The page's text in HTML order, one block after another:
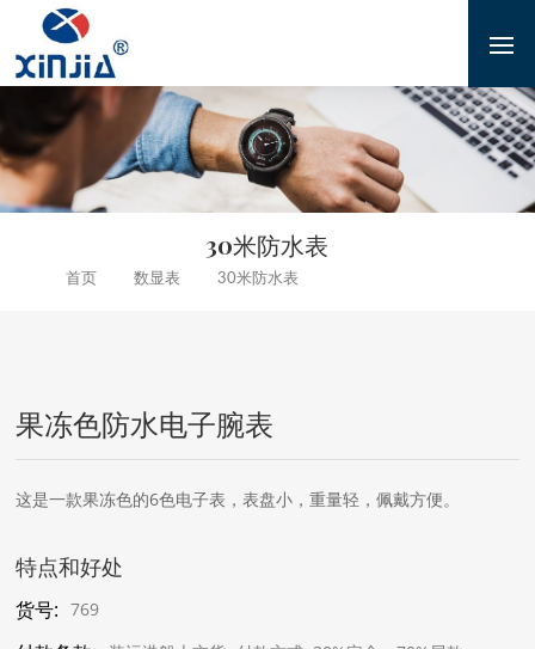
30米防水表
首页 数显表 30米防水表
果冻色防水电子腕表
这是一款果冻色的6色电子表，表盘小，重量轻，佩戴方便。
特点和好处
货号: 769